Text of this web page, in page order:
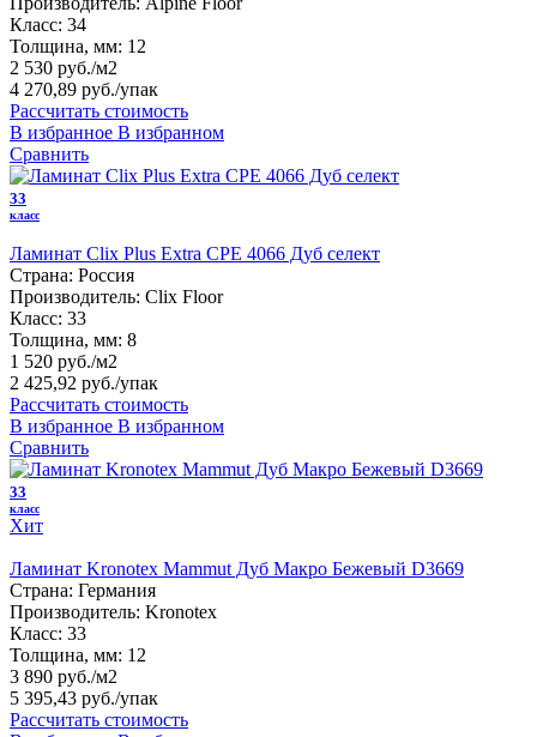
Класс: 34
Толщина, мм: 12
2 530 руб./м2
4 270,89 руб./упак
Рассчитать стоимость
В избранное В избранном
Сравнить
33
класс
Ламинат Clix Plus Extra CPE 4066 Дуб селект
Страна: Россия
Производитель: Clix Floor
Класс: 33
Толщина, мм: 8
1 520 руб./м2
2 425,92 руб./упак
Рассчитать стоимость
В избранное В избранном
Сравнить
33
класс
Хит
Ламинат Kronotex Mammut Дуб Макро Бежевый D3669
Страна: Германия
Производитель: Kronotex
Класс: 33
Толщина, мм: 12
3 890 руб./м2
5 395,43 руб./упак
Рассчитать стоимость